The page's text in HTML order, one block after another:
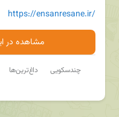
https://ensanresane.ir/
مشاهده در
داغ‌ترین‌ها چندسکویی